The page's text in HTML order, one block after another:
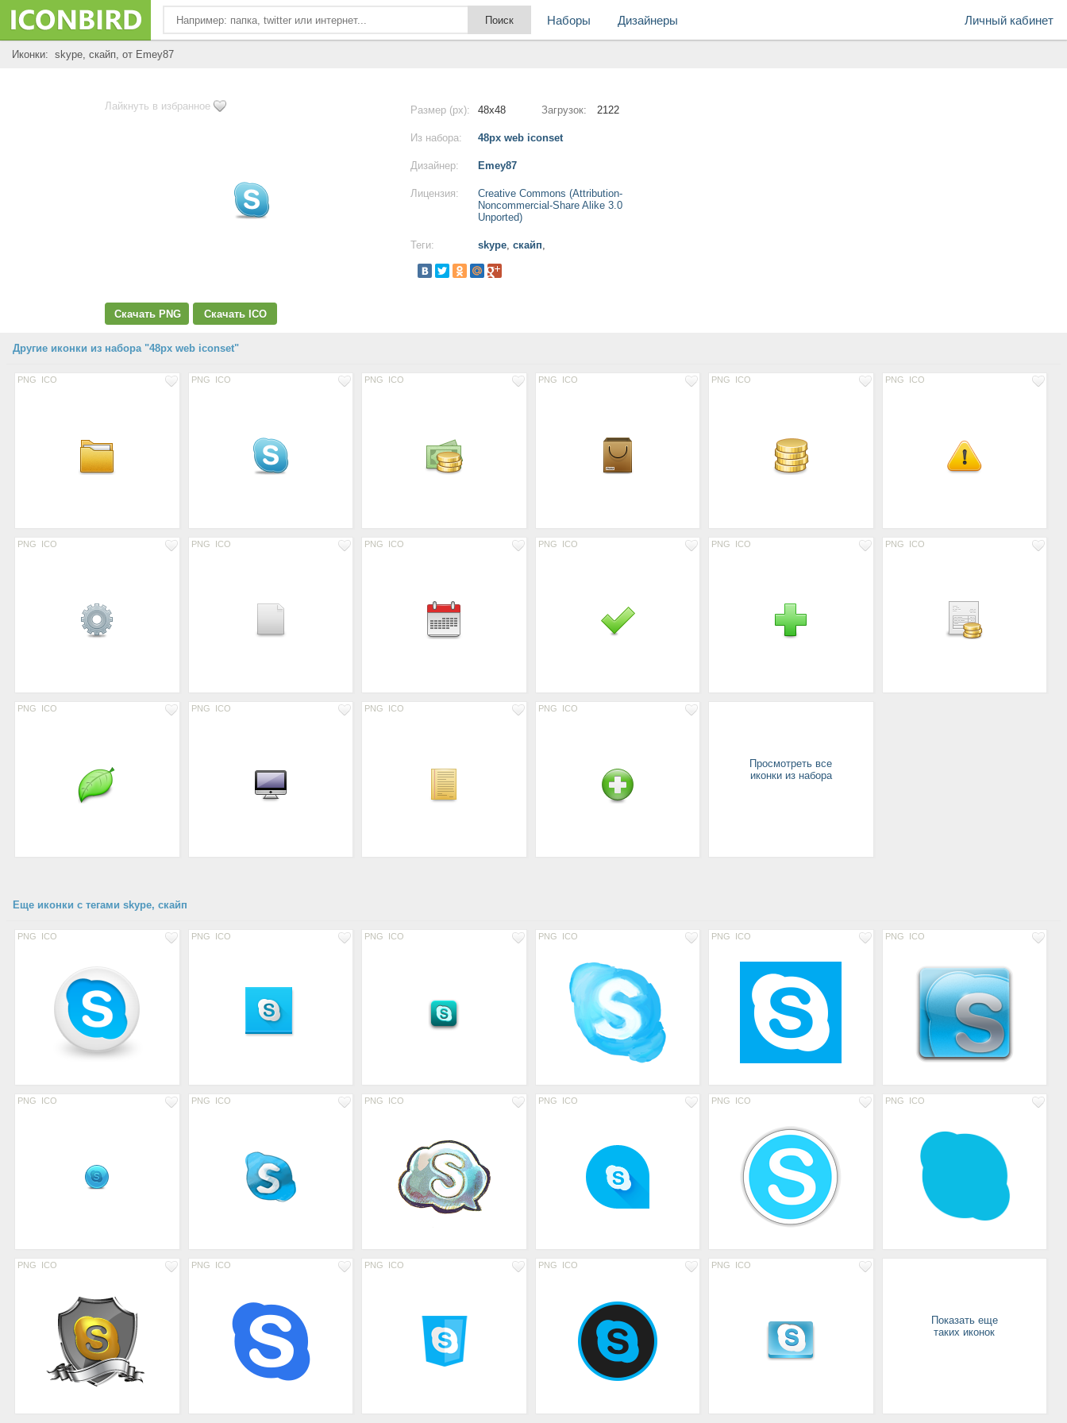
Личный кабинет
Наборы Дизайнеры
Иконки: skype, скайп, от Emey87
Лайкнуть в избранное
Скачать PNG Скачать ICO
Размер (px): 48x48 Загрузок: 2122
Из набора: 48px web iconset
Дизайнер: Emey87
Лицензия:
Creative Commons (Attribution-
Noncommercial-Share Alike 3.0
Unported)
Теги: skype, скайп,
Другие иконки из набора "48px web iconset"
PNG ICO PNG ICO PNG ICO PNG ICO PNG ICO PNG ICO
PNG ICO PNG ICO PNG ICO PNG ICO PNG ICO PNG ICO
PNG ICO PNG ICO PNG ICO PNG ICO
Просмотреть все
иконки из набора
Еще иконки с тегами skype, скайп
PNG ICO PNG ICO PNG ICO PNG ICO PNG ICO PNG ICO
PNG ICO PNG ICO PNG ICO PNG ICO PNG ICO PNG ICO
PNG ICO PNG ICO PNG ICO PNG ICO PNG ICO
Показать еще
таких иконок